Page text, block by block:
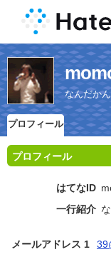
なんだか
プロフィール
プロフィール
はてなID
一行紹介
メールアドレス 1